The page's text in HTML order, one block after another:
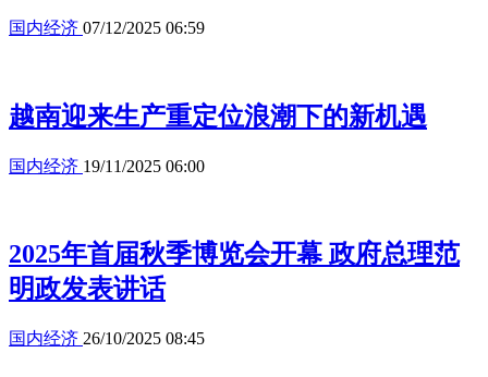
国内经济 07/12/2025 06:59
越南迎来生产重定位浪潮下的新机遇
国内经济 19/11/2025 06:00
2025年首届秋季博览会开幕 政府总理范
明政发表讲话
国内经济 26/10/2025 08:45